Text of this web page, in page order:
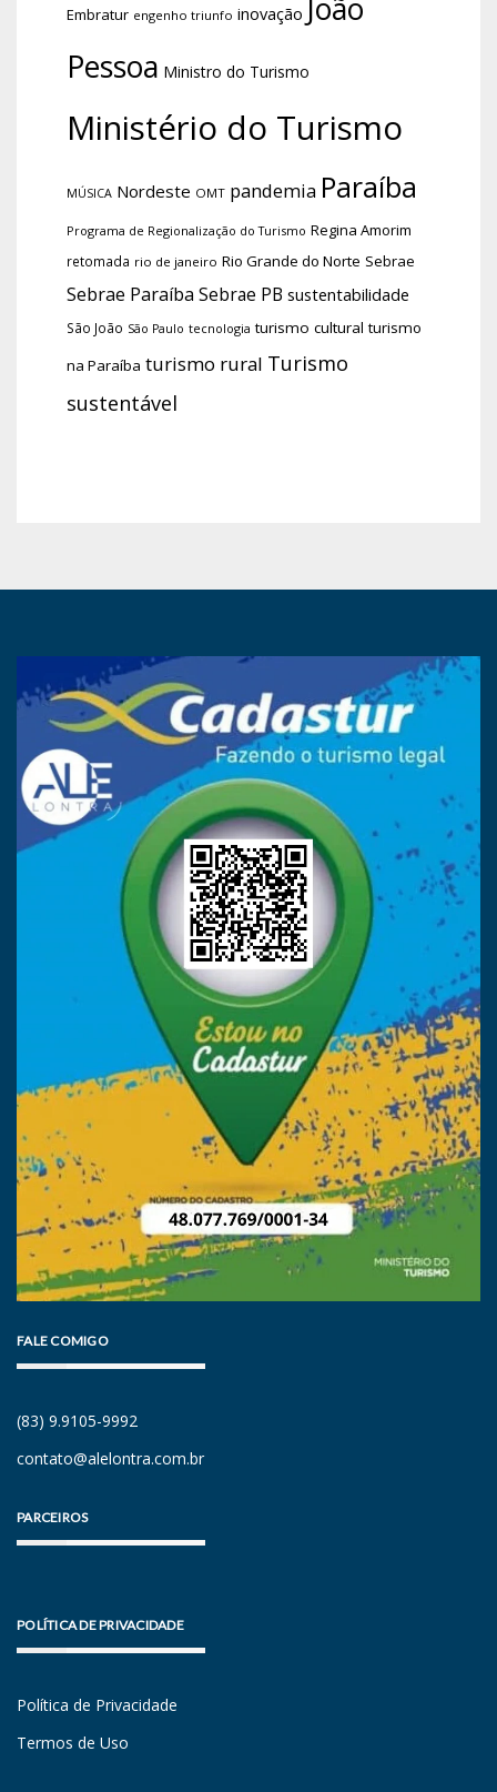
Embratur engenho triunfo inovação João
Pessoa Ministro do Turismo
Ministério do Turismo
MÚSICA Nordeste OMT pandemia Paraíba
Programa de Regionalização do Turismo Regina Amorim
retomada rio de janeiro Rio Grande do Norte Sebrae
Sebrae Paraíba Sebrae PB sustentabilidade
São João São Paulo tecnologia turismo cultural turismo
na Paraíba turismo rural Turismo
sustentável
FALE COMIGO
(83) 9.9105-9992
contato@alelontra.com.br
PARCEIROS
POLÍTICA DE PRIVACIDADE
Política de Privacidade
Termos de Uso